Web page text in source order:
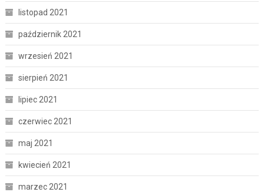
listopad 2021
październik 2021
wrzesień 2021
sierpień 2021
lipiec 2021
czerwiec 2021
maj 2021
kwiecień 2021
marzec 2021